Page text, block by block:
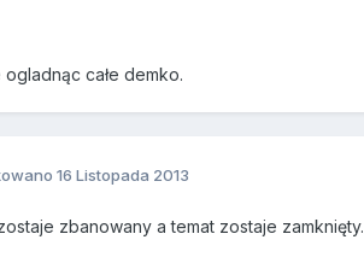
ogladnąc całe demko.
16 Listopada 2013
zbanowany a temat zostaje zamknięty.